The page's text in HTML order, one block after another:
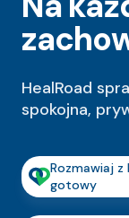
HealRoad
spokojna,
Rozmawiaj
gotowy